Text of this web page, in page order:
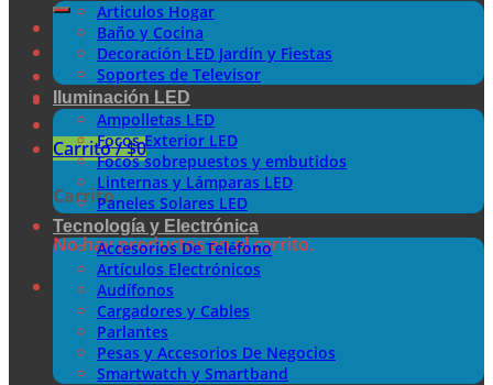
Carrito /$0
Carrito
No hay productos en el carrito.
Articulos Hogar
Baño y Cocina
Decoración LED Jardín y Fiestas
Soportes de Televisor
Iluminación LED
Ampolletas LED
Focos Exterior LED
Focos sobrepuestos y embutidos
Linternas y Lámparas LED
Paneles Solares LED
Tecnología y Electrónica
Accesorios De Teléfono
Artículos Electrónicos
Audífonos
Cargadores y Cables
Parlantes
Pesas y Accesorios De Negocios
Smartwatch y Smartband